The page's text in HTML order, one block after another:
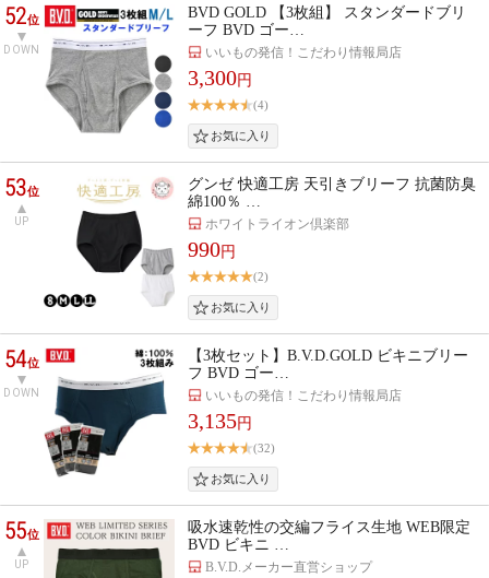
52位
DOWN
BVD GOLD 【3枚組】 スタンダードブリ
ーフ BVD ゴー…
いいもの発信！こだわり情報局店
3,300円
(4)
53位
UP
グンゼ 快適工房 天引きブリーフ 抗菌防臭
綿100％ …
ホワイトライオン倶楽部
990円
(2)
54位
DOWN
【3枚セット】B.V.D.GOLD ビキニブリー
フ BVD ゴー…
いいもの発信！こだわり情報局店
3,135円
(32)
55位
UP
吸水速乾性の交編フライス生地 WEB限定
BVD ビキニ …
B.V.D.メーカー直営ショップ